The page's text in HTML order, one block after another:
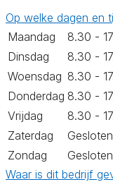
Op welke dagen en
Maandag
8.30 -
Dinsdag
8.30 -
Woensdag 8.30 -
Donderdag 8.30 -
Vrijdag
8.30 -
Zaterdag
Gesloten
Zondag
Gesloten
Waar is dit bedrijf